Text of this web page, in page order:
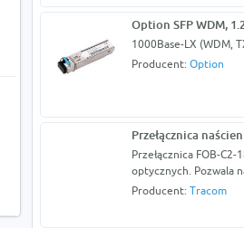
Option SFP WDM,
1000Base-LX (WDM,
Producent: Option
Przełącznica
Przełącznica FOB-
optycznych. Pozwala
Producent: Tracom